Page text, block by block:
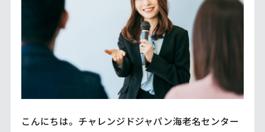
こんにちは。チャレンジドジャパン海老名センター